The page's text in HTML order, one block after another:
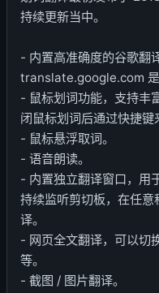
持续更新当中。
- 内置高准确度的谷歌翻
translate.google.com 是
- 鼠标划词功能，支持丰
闭鼠标划词后通过快捷键
- 鼠标悬浮取词。
- 语音朗读。
- 内置独立翻译窗口，用
持续监听剪切板，在任
译。
- 网页全文翻译，可以切
等。
- 截图 / 图片翻译。